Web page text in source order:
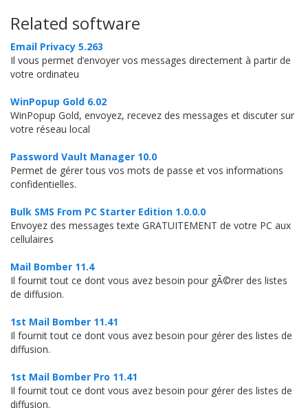
Related software
Email Privacy 5.263
Il vous permet d’envoyer vos messages directement à partir de
votre ordinateu
WinPopup Gold 6.02
WinPopup Gold, envoyez, recevez des messages et discuter sur
votre réseau local
Password Vault Manager 10.0
Permet de gérer tous vos mots de passe et vos informations
confidentielles.
Bulk SMS From PC Starter Edition 1.0.0.0
Envoyez des messages texte GRATUITEMENT de votre PC aux
cellulaires
Mail Bomber 11.4
Il fournit tout ce dont vous avez besoin pour gÃ©rer des listes
de diffusion.
1st Mail Bomber 11.41
Il fournit tout ce dont vous avez besoin pour gérer des listes de
diffusion.
1st Mail Bomber Pro 11.41
Il fournit tout ce dont vous avez besoin pour gérer des listes de
diffusion.